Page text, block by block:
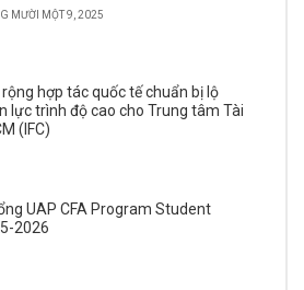
MƯỜI MỘT 9, 2025
hợp tác quốc tế chuẩn bị lộ
lực trình độ cao cho Trung tâm Tài
(IFC)
UAP CFA Program Student
2026